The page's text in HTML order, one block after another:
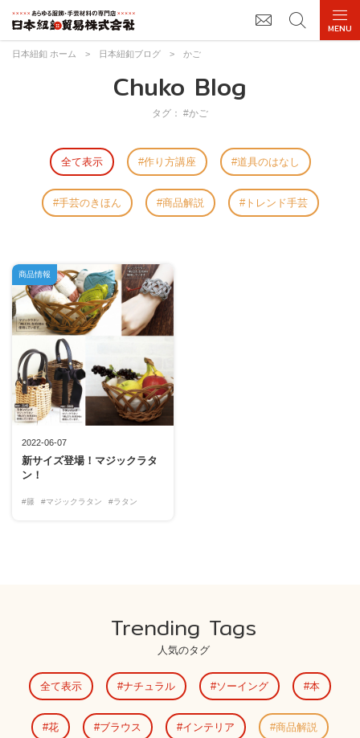
日本紐釦 ホーム > 日本紐釦ブログ > かご
Chuko Blog
タグ： #かご
全て表示 作り方講座 道具のはなし
手芸のきほん 商品解説 トレンド手芸
2022-06-07
新サイズ登場！マジックラタ
ン！
#籐 #マジックラタン #ラタン
商品情報
Trending Tags
人気のタグ
全て表示 ナチュラル ソーイング 本
花 ブラウス インテリア 商品解説